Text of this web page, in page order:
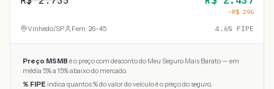
−R$ 296
Vinhedo/SP Fem · 26-45 4.6% FIPE
Preço MSMB é o preço com desconto do Meu Seguro Mais Barato — em
média 5% a 15% abaixo do mercado.
% FIPE indica quantos % do valor do veículo é o preço do seguro.